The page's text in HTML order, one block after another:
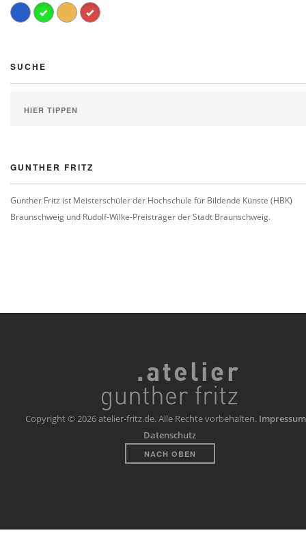
SUCHE
GUNTHER FRITZ
Gunther Fritz ist Meisterschüler der Hochschule für Bildende Künste (HBK)
Braunschweig und Rudolf-Wilke-Preisträger der Stadt Braunschweig.
Copyright © 2026 atelier-fritz.de. Alle Rechte vorbehalten.
Datenschutz
NACH OBEN